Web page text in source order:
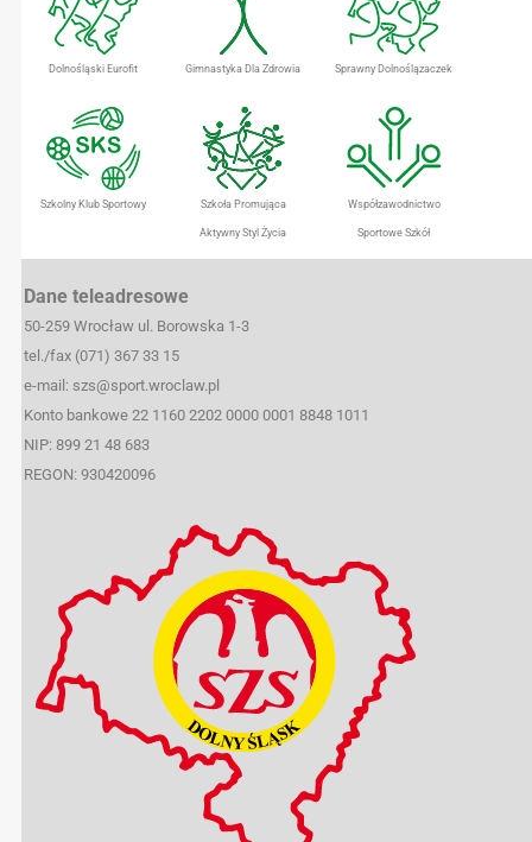
Dolnośląski Eurofit Gimnastyka Dla Zdrowia Sprawny Dolnoślązaczek
Szkolny Klub Sportowy Szkoła Promująca
Aktywny Styl Życia
Współzawodnictwo
Sportowe Szkół
Dane teleadresowe
50-259 Wrocław ul. Borowska 1-3
tel./fax (071) 367 33 15
e-mail: szs@sport.wroclaw.pl
Konto bankowe 22 1160 2202 0000 0001 8848 1011
NIP: 899 21 48 683
REGON: 930420096